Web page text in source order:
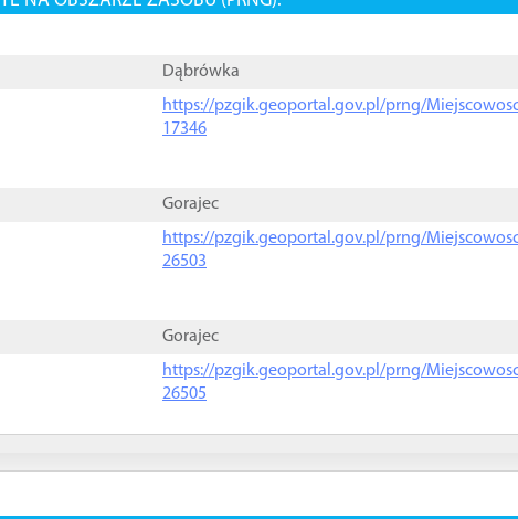
Dąbrówka
https://pzgik.geoportal.gov.pl/prng/
17346
Gorajec
https://pzgik.geoportal.gov.pl/prng/
26503
Gorajec
https://pzgik.geoportal.gov.pl/prng/
26505